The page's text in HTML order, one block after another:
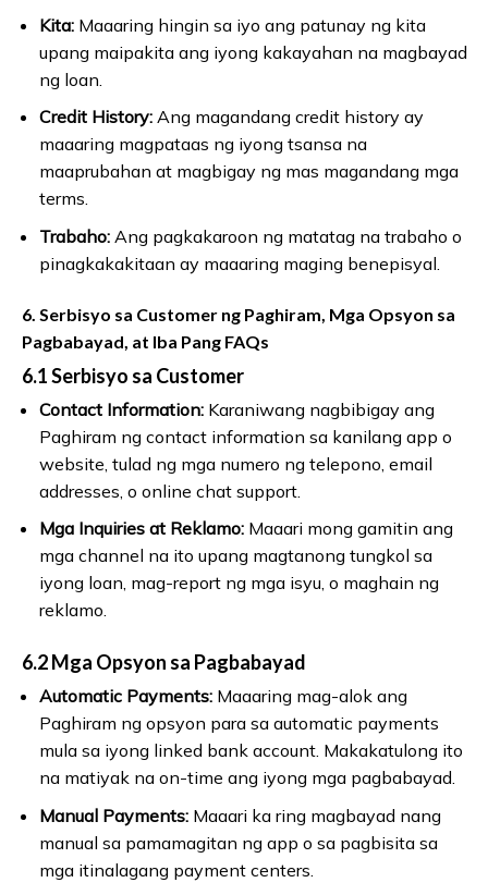
Kita:Maaaring hingin sa iyo ang patunay ng kita
upang maipakita ang iyong kakayahan na magbayad
ng loan.
Credit History:Ang magandang credit history ay
maaaring magpataas ng iyong tsansa na
maaprubahan at magbigay ng mas magandang mga
terms.
Trabaho:Ang pagkakaroon ng matatag na trabaho o
pinagkakakitaan ay maaaring maging benepisyal.
6. Serbisyo sa Customer ng Paghiram, Mga Opsyon sa
Pagbabayad, at Iba Pang FAQs
6.1 Serbisyo sa Customer
Contact Information:Karaniwang nagbibigay ang
Paghiram ng contact information sa kanilang app o
website, tulad ng mga numero ng telepono, email
addresses, o online chat support.
Mga Inquiries at Reklamo:Maaari mong gamitin ang
mga channel na ito upang magtanong tungkol sa
iyong loan, mag-report ng mga isyu, o maghain ng
reklamo.
6.2 Mga Opsyon sa Pagbabayad
Automatic Payments:Maaaring mag-alok ang
Paghiram ng opsyon para sa automatic payments
mula sa iyong linked bank account. Makakatulong ito
na matiyak na on-time ang iyong mga pagbabayad.
Manual Payments:Maaari ka ring magbayad nang
manual sa pamamagitan ng app o sa pagbisita sa
mga itinalagang payment centers.